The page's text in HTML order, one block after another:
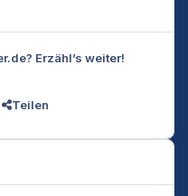
Erzähl’s weiter!
Teilen